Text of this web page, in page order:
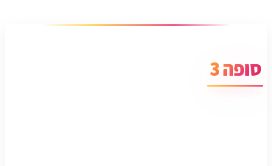
סופה 3